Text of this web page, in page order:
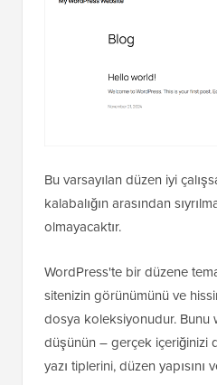
Bu varsayılan düzen iyi
kalabalığın arasından
olmayacaktır.
WordPress'te bir düzene
sitenizin görünümünü ve
dosya koleksiyonudur. Bunu
düşünün – gerçek içeriğinizi
yazı tiplerini, düzen yapısını